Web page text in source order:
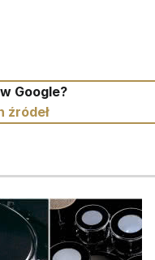
Google?
źródeł